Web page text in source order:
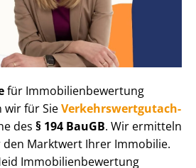
für Im­mo­bi­li­en­be­wer­tung
wir für SieVer­kehrs­wert­gut­ach­
des § 194 BauGB. Wir ermitteln
Marktwert Ihrer Immobilie.
Im­mo­bi­li­en­be­wer­tung